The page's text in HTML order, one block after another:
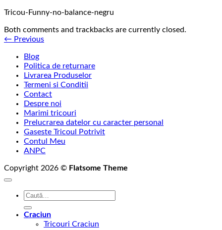
Tricou-Funny-no-balance-negru
Both comments and trackbacks are currently closed.
← Previous
Blog
Politica de returnare
Livrarea Produselor
Termeni si Conditii
Contact
Despre noi
Marimi tricouri
Prelucrarea datelor cu caracter personal
Gaseste Tricoul Potrivit
Contul Meu
ANPC
Copyright 2026 © Flatsome Theme
Caută
Craciun
Tricouri Craciun